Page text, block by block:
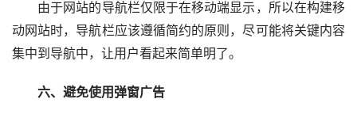
由于网站的导航栏仅限于在移动端显示，所以在构建移
动网站时，导航栏应该遵循简约的原则，尽可能将关键内容
集中到导航中，让用户看起来简单明了。
六、避免使用弹窗广告